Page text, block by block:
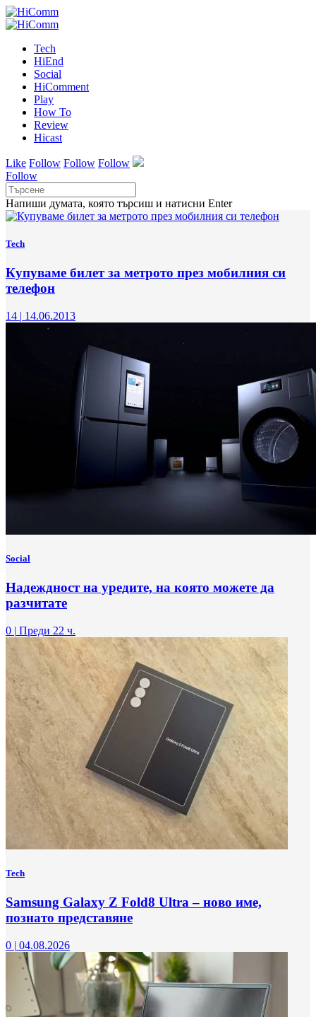
Tech
HiEnd
Social
HiComment
Play
How To
Review
Hicast
Like Follow Follow Follow
Follow
Напиши думата, която търсиш и натисни Enter
Tech
Купуваме билет за метрото през мобилния си
телефон
14 | 14.06.2013
Social
Надеждност на уредите, на която можете да
разчитате
0 | Преди 22 ч.
Tech
Samsung Galaxy Z Fold8 Ultra – ново име,
познато представяне
0 | 04.08.2026